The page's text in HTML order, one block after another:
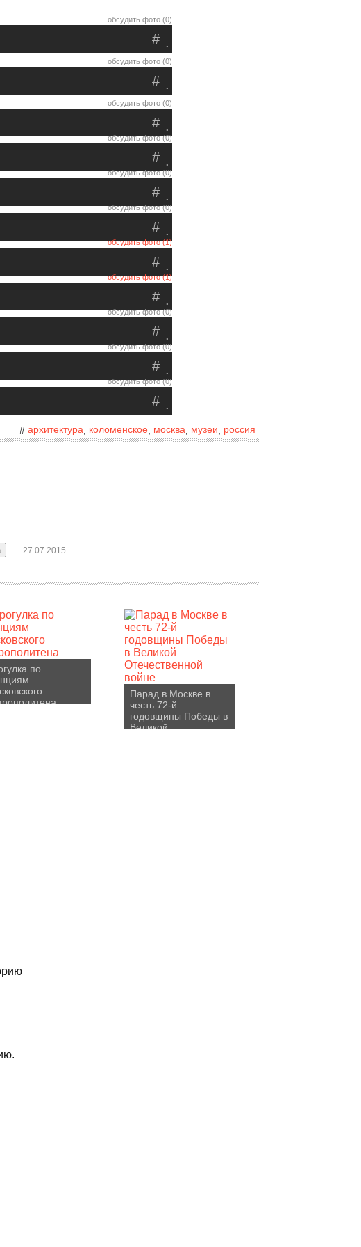
обсудить фото (0)
.
#
обсудить фото (0)
.
#
обсудить фото (0)
.
#
обсудить фото (0)
.
#
обсудить фото (0)
.
#
обсудить фото (0)
.
#
обсудить фото (1)
.
#
обсудить фото (1)
.
#
обсудить фото (0)
.
#
обсудить фото (0)
.
#
обсудить фото (0)
.
#
# архитектура коломенское москва музеи россия
27.07.2015
по
Парад в Москве в
честь 72-й
годовщины Победы в
Великой